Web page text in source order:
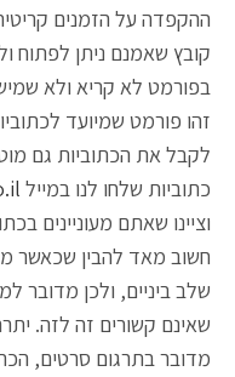
קובץ שאמנם ניתן לפתוח
בפורמט לא קריא ולא
זהו פורמט שמיועד
לקבל את הכתוביות גם
כתוביות שלחו לנו במייל
וציינו שאתם מעוניינים
חשוב מאד להבין שכאשר
שלב ביניים, ולכן מדובר
שאינם קשורים זה לזה.
מדובר בתרגום סרטים,